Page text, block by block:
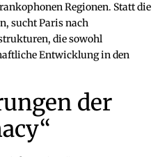
Regionen. Statt die
sucht Paris nach
die sowohl
Entwicklung in den
der